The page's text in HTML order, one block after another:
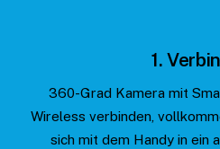
1.
360-Grad Kamera mit
Wireless verbinden,
sich mit dem Handy in ein